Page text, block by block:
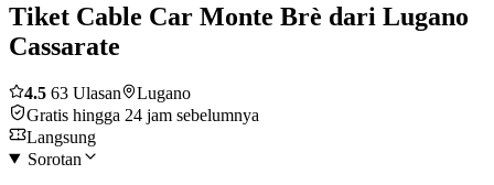
Tiket Cable Car Monte Brè dari Lugano
Cassarate
4.5 63 Ulasan
Lugano
Gratis hingga 24 jam sebelumnya
Langsung
Sorotan